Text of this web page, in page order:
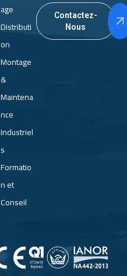
age
Distributi
on
Montage
&
Maintena
nce
Industriel
s
Formatio
n et
Conseil
Contactez-
Nous